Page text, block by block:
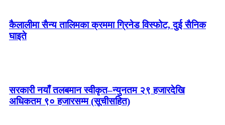
कैलालीमा सैन्य तालिमका क्रममा ग्रिनेड विस्फोट, दुई सैनिक
घाइते
सरकारी नयाँ तलबमान स्वीकृत–न्युनतम २९ हजारदेखि
अधिकतम ९० हजारसम्म (सूचीसहित)